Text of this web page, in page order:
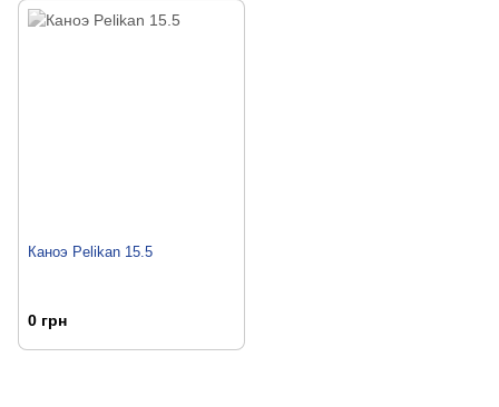
Каноэ Pelikan 15.5
0 грн